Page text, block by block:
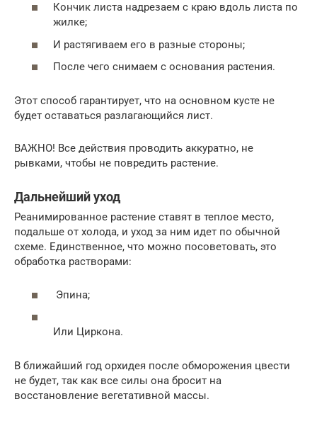
Кончик листа надрезаем с краю вдоль листа по
жилке;
И растягиваем его в разные стороны;
После чего снимаем с основания растения.
Этот способ гарантирует, что на основном кусте не
будет оставаться разлагающийся лист.
ВАЖНО! Все действия проводить аккуратно, не
рывками, чтобы не повредить растение.
Дальнейший уход
Реанимированное растение ставят в теплое место,
подальше от холода, и уход за ним идет по обычной
схеме. Единственное, что можно посоветовать, это
обработка растворами:
Эпина;
Или Циркона.
В ближайший год орхидея после обморожения цвести
не будет, так как все силы она бросит на
восстановление вегетативной массы.